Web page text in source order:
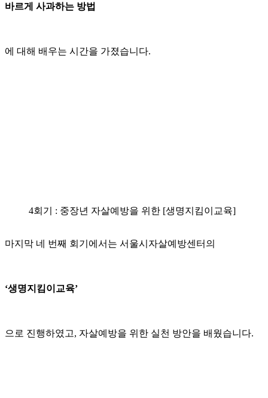
바르게 사과하는 방법
에 대해 배우는 시간을 가졌습니다.
4회기 : 중장년 자살예방을 위한 [생명지킴이교육]
마지막 네 번째 회기에서는 서울시자살예방센터의
‘생명지킴이교육’
으로 진행하였고, 자살예방을 위한 실천 방안을 배웠습니다.